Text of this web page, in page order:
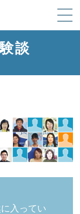
談
入ってい